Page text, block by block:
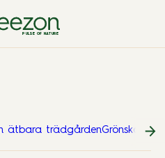
PULSE OF NATURE
ätbara trädgårdenGrönskande